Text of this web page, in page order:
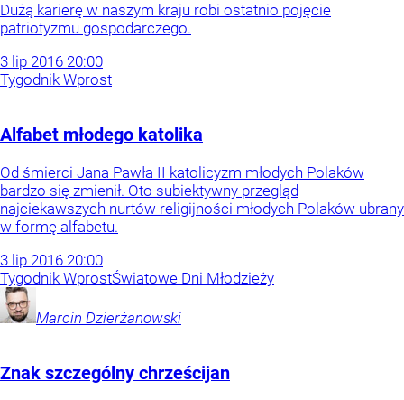
Dużą karierę w naszym kraju robi ostatnio pojęcie
patriotyzmu gospodarczego.
3 lip 2016 20:00
Tygodnik Wprost
Alfabet młodego katolika
Od śmierci Jana Pawła II katolicyzm młodych Polaków
bardzo się zmienił. Oto subiektywny przegląd
najciekawszych nurtów religijności młodych Polaków ubrany
w formę alfabetu.
3 lip 2016 20:00
Tygodnik WprostŚwiatowe Dni Młodzieży
Marcin Dzierżanowski
Znak szczególny chrześcijan